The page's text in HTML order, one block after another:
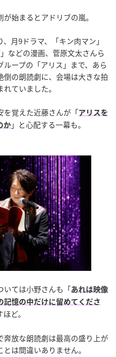
始まるとアドリブの嵐。
月9ドラマ、「キン肉マン」
などの漫画、菅原文太さんら
ープの「アリス」まで、あら
の朗読劇に、会場は大きな拍
ていました。
を覚えた近藤さんが「アリスを
か 」と心配する一幕も。
いては小野さんも「あれは映像
記憶の中だけに留めてくださ
ど。
奔放な朗読劇は最高の盛り上が
は間違いありません。